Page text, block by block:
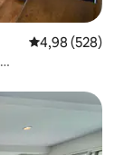
Gemiddelde
4,98 (528)